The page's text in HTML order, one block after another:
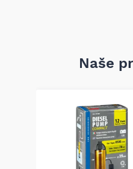
Naše